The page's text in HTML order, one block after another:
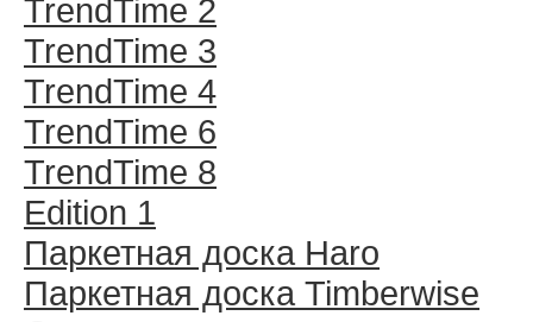
TrendTime 2
TrendTime 3
TrendTime 4
TrendTime 6
TrendTime 8
Edition 1
Паркетная доска Haro
Паркетная доска Timberwise